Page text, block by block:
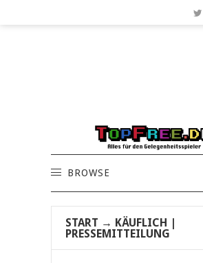
BROWSE
START → KÄUFLICH
PRESSEMITTEILUNG